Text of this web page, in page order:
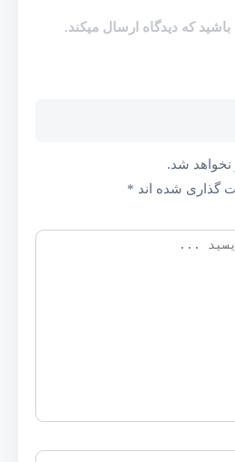
باشید که دیدگاه ارسال میکند.
نخواهد شد.
گذاری شده اند *